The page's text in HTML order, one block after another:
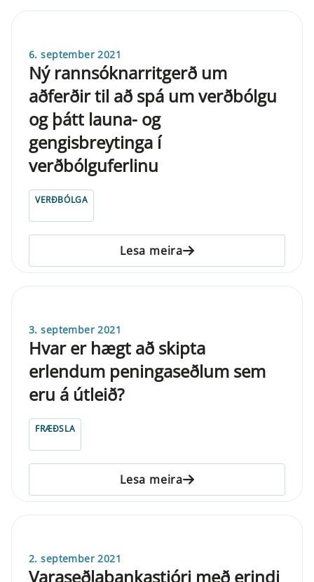
6. september 2021
Ný rannsóknarritgerð um
aðferðir til að spá um verðbólgu
og þátt launa- og
gengisbreytinga í
verðbólguferlinu
VERÐBÓLGA
Lesa meira
3. september 2021
Hvar er hægt að skipta
erlendum peningaseðlum sem
eru á útleið?
FRÆÐSLA
Lesa meira
2. september 2021
Varaseðlabankastjóri með erindi